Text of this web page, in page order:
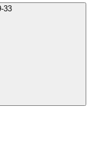
+7 (499) 600-59-33